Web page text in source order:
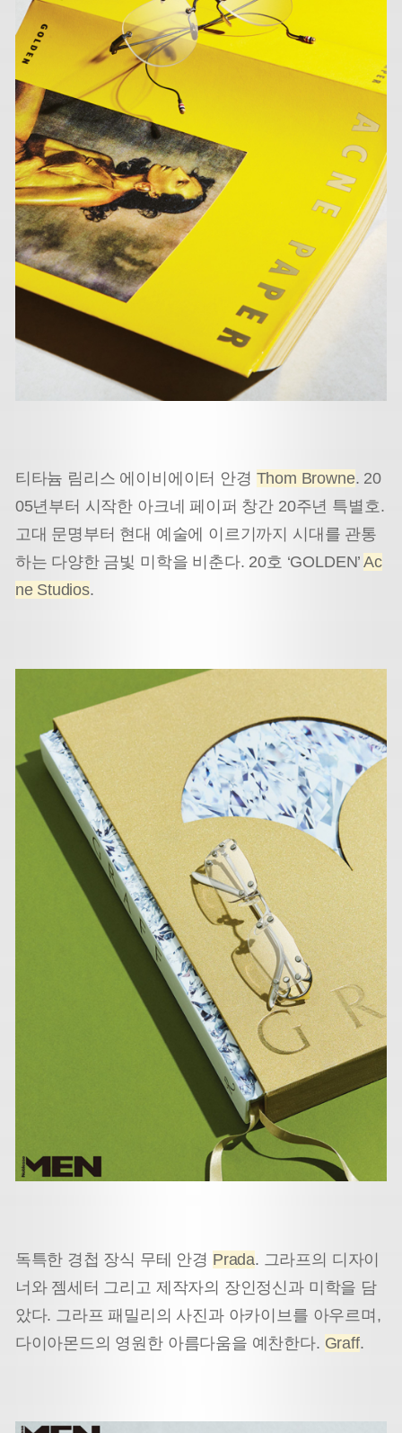
티타늄 림리스 에이비에이터 안경 Thom Browne. 20
05년부터 시작한 아크네 페이퍼 창간 20주년 특별호.
고대 문명부터 현대 예술에 이르기까지 시대를 관통
하는 다양한 금빛 미학을 비춘다. 20호 ‘GOLDEN’ Ac
ne Studios.
독특한 경첩 장식 무테 안경 Prada. 그라프의 디자이
너와 젬세터 그리고 제작자의 장인정신과 미학을 담
았다. 그라프 패밀리의 사진과 아카이브를 아우르며,
다이아몬드의 영원한 아름다움을 예찬한다. Graff.